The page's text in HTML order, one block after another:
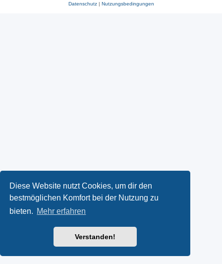
Diese Website nutzt Cookies, um dir den
bestmöglichen Komfort bei der Nutzung zu
bieten. Mehr erfahren
Verstanden!
Datenschutz| Nutzungsbedingungen